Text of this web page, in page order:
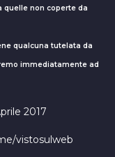
quelle non coperte da
qualcuna tutelata da
immediatamente ad
2017
vistosulweb